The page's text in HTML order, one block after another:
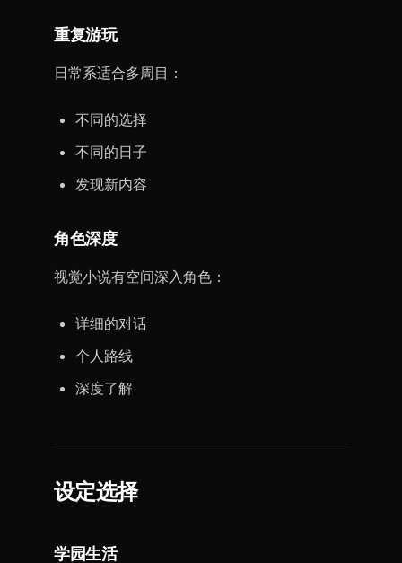
重复游玩
日常系适合多周目：
不同的选择
不同的日子
发现新内容
角色深度
视觉小说有空间深入角色：
详细的对话
个人路线
深度了解
设定选择
学园生活